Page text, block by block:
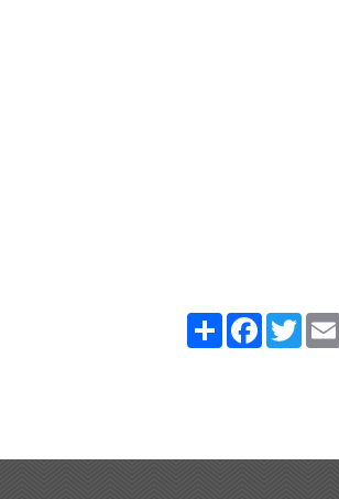
Partager